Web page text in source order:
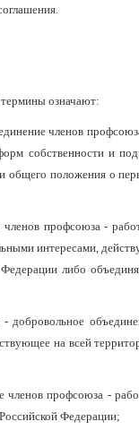
означают:
членов
собственности и
общего положения о
профсоюза -
интересами,
либо
добровольное
на всей
профсоюза -
Федерации;